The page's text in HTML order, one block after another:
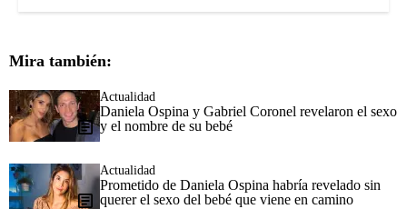
Mira también:
Actualidad
Daniela Ospina y Gabriel Coronel revelaron el sexo
y el nombre de su bebé
Actualidad
Prometido de Daniela Ospina habría revelado sin
querer el sexo del bebé que viene en camino